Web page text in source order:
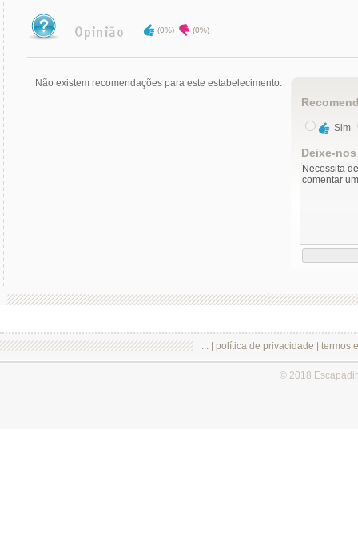
(0%) (0%)
Não existem recomendações para este estabelecimento.
Sim
Deixe-
.:: | política de privacidade termos
© 2018